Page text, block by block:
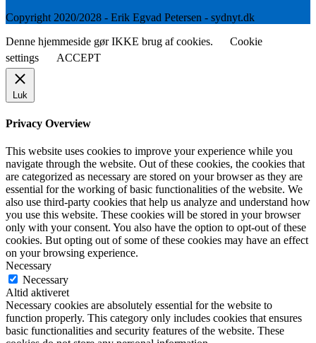
Copyright 2020/2028 - Erik Egvad Petersen - sydnyt.dk
Denne hjemmeside gør IKKE brug af cookies.
Cookie
settings
ACCEPT
Luk
Privacy Overview
This website uses cookies to improve your experience while you
navigate through the website. Out of these cookies, the cookies that
are categorized as necessary are stored on your browser as they are
essential for the working of basic functionalities of the website. We
also use third-party cookies that help us analyze and understand how
you use this website. These cookies will be stored in your browser
only with your consent. You also have the option to opt-out of these
cookies. But opting out of some of these cookies may have an effect
on your browsing experience.
Necessary
Necessary
Altid aktiveret
Necessary cookies are absolutely essential for the website to
function properly. This category only includes cookies that ensures
basic functionalities and security features of the website. These